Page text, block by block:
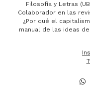
Filosofía y Letras
Colaborador en las
¿Por qué el
manual de las ideas